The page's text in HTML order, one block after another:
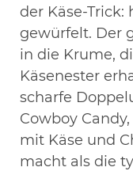
der Käse-
gewürfelt. Der
in die Krume,
Käsenester
scharfe
Cowboy
mit Käse und
macht als die